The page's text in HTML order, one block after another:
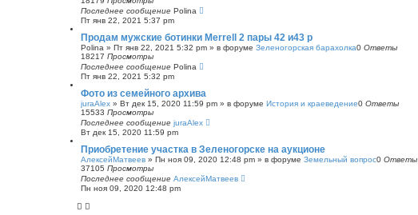
Последнее сообщение Polina
Пт янв 22, 2021 5:37 pm
Продам мужские ботинки Merrell 2 пары 42 и43 р
Polina » Пт янв 22, 2021 5:32 pm » в форуме Зеленогорская барахолка0 Ответы
18217 Просмотры
Последнее сообщение Polina
Пт янв 22, 2021 5:32 pm
Фото из семейного архива
juraAlex » Вт дек 15, 2020 11:59 pm » в форуме История и краеведение0 Ответы
15533 Просмотры
Последнее сообщение juraAlex
Вт дек 15, 2020 11:59 pm
Приобретение участка в Зеленогорске на аукционе
АлексейМатвеев » Пн ноя 09, 2020 12:48 pm » в форуме Земельный вопрос0 Ответы
37105 Просмотры
Последнее сообщение АлексейМатвеев
Пн ноя 09, 2020 12:48 pm